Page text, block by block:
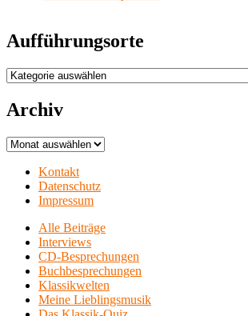
Aufführungsorte
Aufführungsorte
Archiv
Archiv
Kontakt
Datenschutz
Impressum
Alle Beiträge
Interviews
CD-Besprechungen
Buchbesprechungen
Klassikwelten
Meine Lieblingsmusik